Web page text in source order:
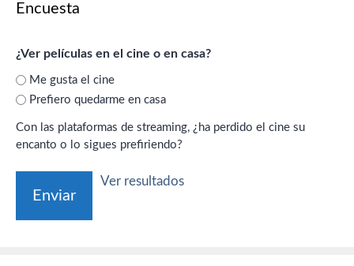
Encuesta
¿Ver películas en el cine o en casa?
Me gusta el cine
Prefiero quedarme en casa
Con las plataformas de streaming, ¿ha perdido el cine su
encanto o lo sigues prefiriendo?
Ver resultados